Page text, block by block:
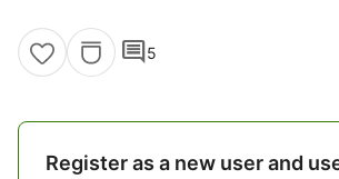
comment5
Register as a new user and